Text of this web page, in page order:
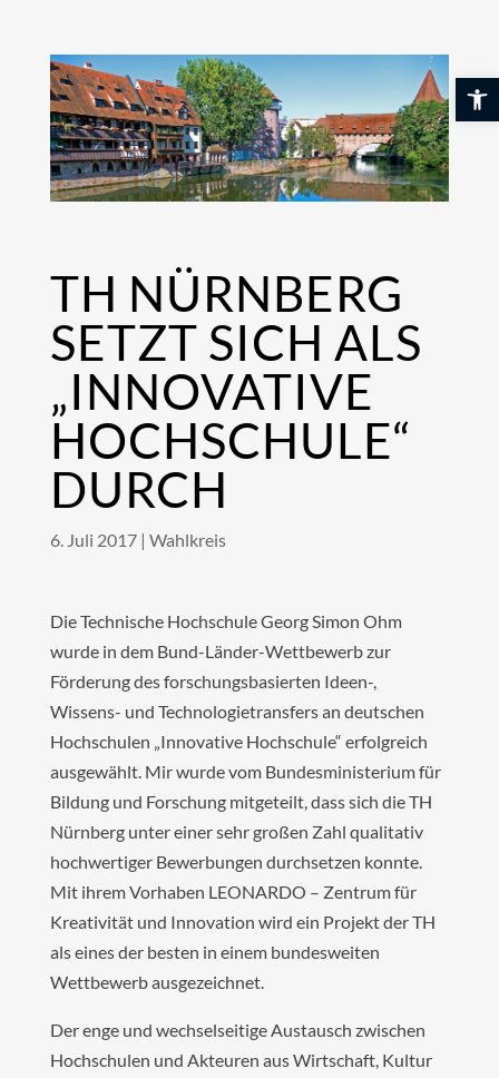
content
TH NÜRNBERG
SETZT SICH ALS
„INNOVATIVE
HOCHSCHULE“
DURCH
6. Juli 2017| Wahlkreis
Die Technische Hochschule Georg Simon Ohm
wurde in dem Bund-Länder-Wettbewerb zur
Förderung des forschungsbasierten Ideen-,
Wissens- und Technologietransfers an deutschen
Hochschulen „Innovative Hochschule“ erfolgreich
ausgewählt. Mir wurde vom Bundesministerium für
Bildung und Forschung mitgeteilt, dass sich die TH
Nürnberg unter einer sehr großen Zahl qualitativ
hochwertiger Bewerbungen durchsetzen konnte.
Mit ihrem Vorhaben LEONARDO – Zentrum für
Kreativität und Innovation wird ein Projekt der TH
als eines der besten in einem bundesweiten
Wettbewerb ausgezeichnet.
Der enge und wechselseitige Austausch zwischen
Hochschulen und Akteuren aus Wirtschaft, Kultur